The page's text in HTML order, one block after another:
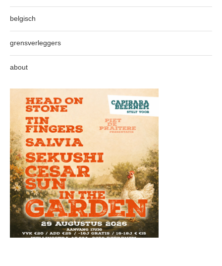
belgisch
grensverleggers
about